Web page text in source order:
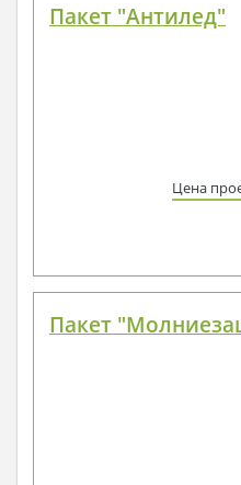
Пакет "Антилед"
Цена
Пакет